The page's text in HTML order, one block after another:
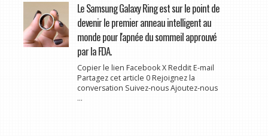
Le Samsung Galaxy Ring est sur le point de
devenir le premier anneau intelligent au
monde pour l'apnée du sommeil approuvé
par la FDA.
Copier le lien Facebook X Reddit E-mail
Partagez cet article 0 Rejoignez la
conversation Suivez-nous Ajoutez-nous
...